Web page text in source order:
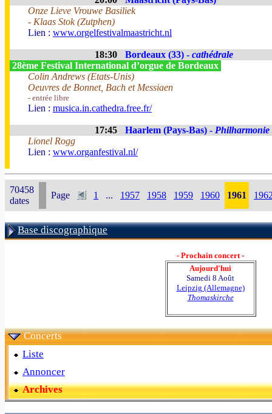
Onze Lieve Vrouwe Basiliek
- Klaas Stok (Zutphen)
Lien : www.orgelfestivalmaastricht.nl
18:30 Bordeaux (33) - cathédrale
28ème Festival International d’orgue de Bordeaux
Colin Andrews (Etats-Unis)
Oeuvres de Bonnet, Bach et Messiaen
- entrée libre
Lien : musica.in.cathedra.free.fr/
17:45 Haarlem (Pays-Bas) - Philharmonie
Lionel Rogg
Lien : www.organfestival.nl/
70458
dates
Page 1 ... 1957 1958 1959 1960 1961
Base discographique
- Prochain concert -
Aujourd'hui
Samedi 8 Août
Leipzig (Allemagne)
Thomaskirche
Concerts
Liste
Annoncer
Archives